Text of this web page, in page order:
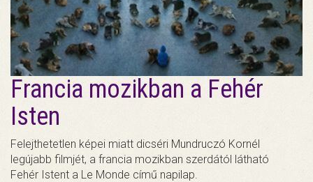
Francia mozikban a Fehér
Isten
Felejthetetlen képei miatt dicséri Mundruczó Kornél
legújabb filmjét, a francia mozikban szerdától látható
Fehér Istent a Le Monde című napilap.